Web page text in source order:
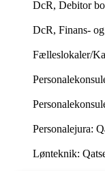
DcR, Debitor
DcR, Finans-
Fælleslokaler/
Personalejura:
Lønteknik: